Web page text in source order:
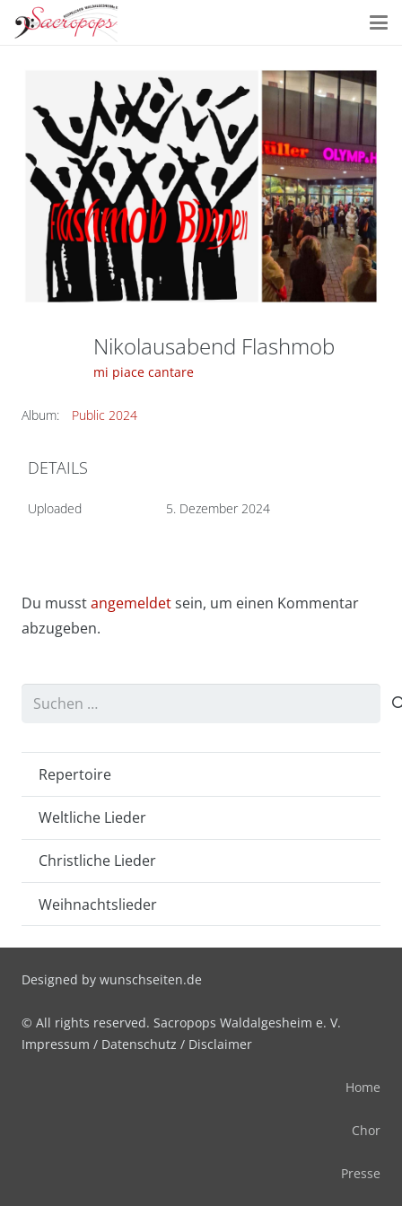
Nikolausabend Flashmob
mi piace cantare
Album: Public 2024
DETAILS
Uploaded 5. Dezember 2024
Du musstangemeldetsein, um einen Kommentar
abzugeben.
Suchen
Repertoire
Weltliche Lieder
Christliche Lieder
Weihnachtslieder
Designed by wunschseiten.de
© All rights reserved. Sacropops Waldalgesheim e. V.
Impressum / Datenschutz / Disclaimer
Home
Chor
Presse